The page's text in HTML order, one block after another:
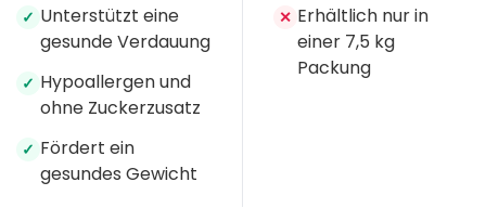
✓ Unterstützt eine
gesunde Verdauung
✓ Hypoallergen und
ohne Zuckerzusatz
✓ Fördert ein
gesundes Gewicht
✕ Erhältlich nur in
einer 7,5 kg
Packung